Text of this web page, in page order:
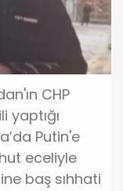
CHP
yaptığı
Putin'e
eceliyle
baş sıhhati